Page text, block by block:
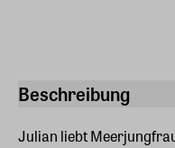
Beschreibung
Julian liebt